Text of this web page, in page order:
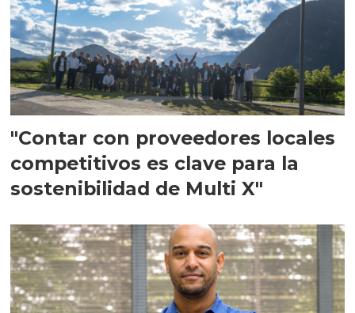
"Contar con proveedores locales
competitivos es clave para la
sostenibilidad de Multi X"